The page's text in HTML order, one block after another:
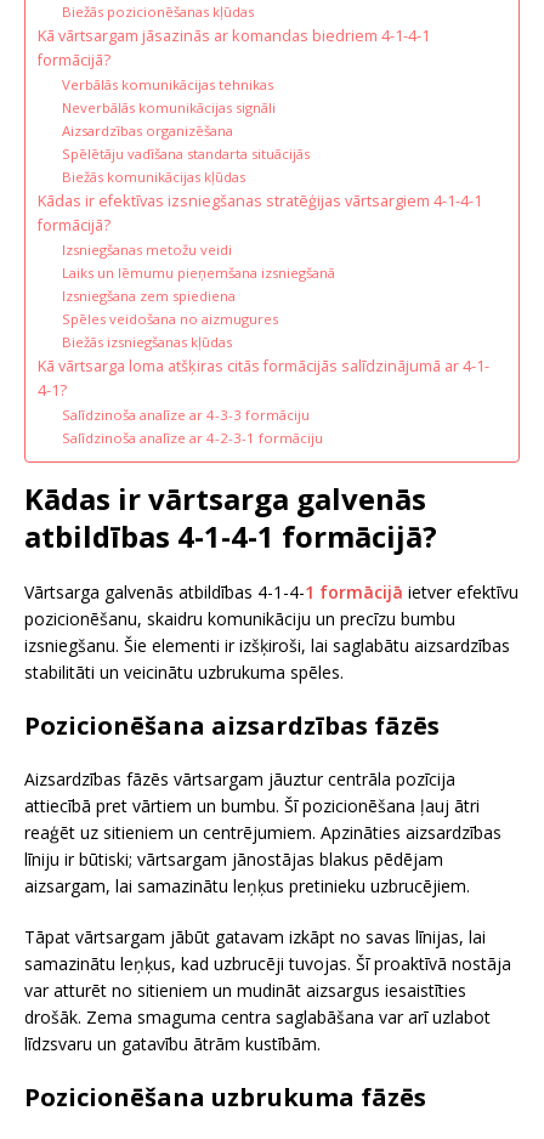
Biežās pozicionēšanas kļūdas
Kā vārtsargam jāsazinās ar komandas biedriem 4-1-4-1
formācijā?
Verbālās komunikācijas tehnikas
Neverbālās komunikācijas signāli
Aizsardzības organizēšana
Spēlētāju vadīšana standarta situācijās
Biežās komunikācijas kļūdas
Kādas ir efektīvas izsniegšanas stratēģijas vārtsargiem 4-1-4-1
formācijā?
Izsniegšanas metožu veidi
Laiks un lēmumu pieņemšana izsniegšanā
Izsniegšana zem spiediena
Spēles veidošana no aizmugures
Biežās izsniegšanas kļūdas
Kā vārtsarga loma atšķiras citās formācijās salīdzinājumā ar 4-1-
4-1?
Salīdzinoša analīze ar 4-3-3 formāciju
Salīdzinoša analīze ar 4-2-3-1 formāciju
Kādas ir vārtsarga galvenās
atbildības 4-1-4-1 formācijā?
Vārtsarga galvenās atbildības 4-1-4-1 formācijā ietver efektīvu
pozicionēšanu, skaidru komunikāciju un precīzu bumbu
izsniegšanu. Šie elementi ir izšķiroši, lai saglabātu aizsardzības
stabilitāti un veicinātu uzbrukuma spēles.
Pozicionēšana aizsardzības fāzēs
Aizsardzības fāzēs vārtsargam jāuztur centrāla pozīcija
attiecībā pret vārtiem un bumbu. Šī pozicionēšana ļauj ātri
reaģēt uz sitieniem un centrējumiem. Apzināties aizsardzības
līniju ir būtiski; vārtsargam jānostājas blakus pēdējam
aizsargam, lai samazinātu leņķus pretinieku uzbrucējiem.
Tāpat vārtsargam jābūt gatavam izkāpt no savas līnijas, lai
samazinātu leņķus, kad uzbrucēji tuvojas. Šī proaktīvā nostāja
var atturēt no sitieniem un mudināt aizsargus iesaistīties
drošāk. Zema smaguma centra saglabāšana var arī uzlabot
līdzsvaru un gatavību ātrām kustībām.
Pozicionēšana uzbrukuma fāzēs